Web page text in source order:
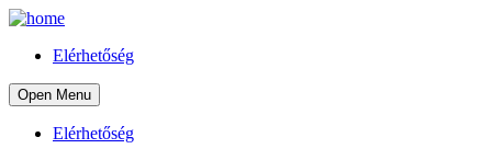
Elérhetőség
Open Menu
Elérhetőség